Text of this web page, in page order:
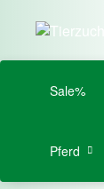
Sale%
Pferd